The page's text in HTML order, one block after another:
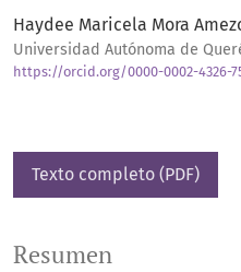
Haydee Maricela Mora
Universidad Autónoma de
https://orcid.org/0000-0002-4326-
Texto completo (PDF)
Resumen